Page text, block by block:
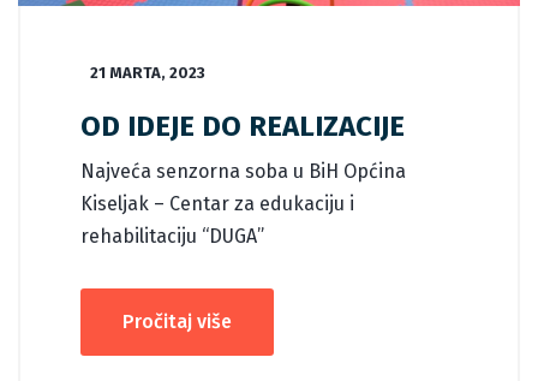
21 MARTA, 2023
OD IDEJE DO REALIZACIJE
Najveća senzorna soba u BiH Općina
Kiseljak – Centar za edukaciju i
rehabilitaciju “DUGA”
Pročitaj više